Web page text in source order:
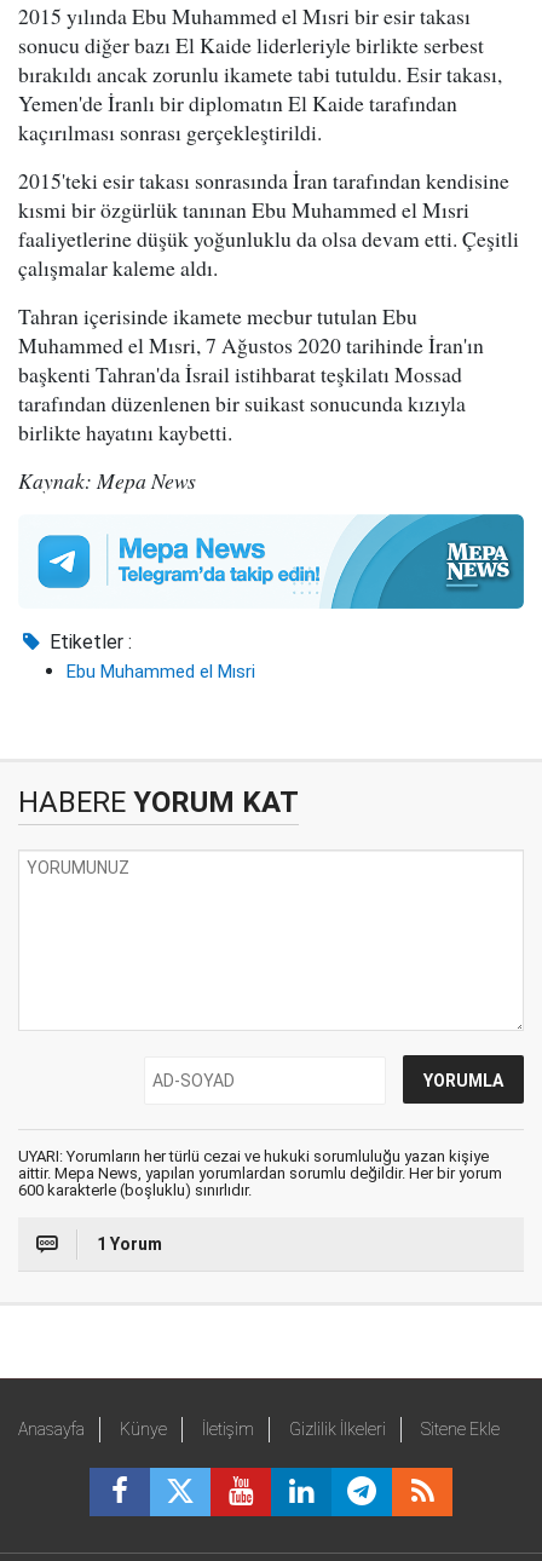
2015 yılında Ebu Muhammed el Mısri bir esir takası
sonucu diğer bazı El Kaide liderleriyle birlikte serbest
bırakıldı ancak zorunlu ikamete tabi tutuldu. Esir takası,
Yemen'de İranlı bir diplomatın El Kaide tarafından
kaçırılması sonrası gerçekleştirildi.
2015'teki esir takası sonrasında İran tarafından kendisine
kısmi bir özgürlük tanınan Ebu Muhammed el Mısri
faaliyetlerine düşük yoğunluklu da olsa devam etti. Çeşitli
çalışmalar kaleme aldı.
Tahran içerisinde ikamete mecbur tutulan Ebu
Muhammed el Mısri, 7 Ağustos 2020 tarihinde İran'ın
başkenti Tahran'da İsrail istihbarat teşkilatı Mossad
tarafından düzenlenen bir suikast sonucunda kızıyla
birlikte hayatını kaybetti.
Kaynak: Mepa News
Etiketler :
Ebu Muhammed el Mısri
HABERE YORUM KAT
UYARI: Yorumların her türlü cezai ve hukuki sorumluluğu yazan kişiye
aittir. Mepa News, yapılan yorumlardan sorumlu değildir. Her bir yorum
600 karakterle (boşluklu) sınırlıdır.
1 Yorum
Anasayfa Künye İletişim Gizlilik İlkeleri Sitene Ekle